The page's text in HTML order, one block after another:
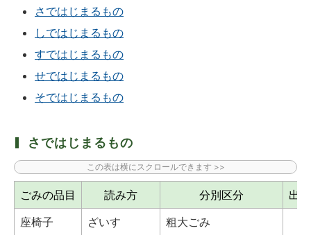
さではじまるもの
しではじまるもの
すではじまるもの
せではじまるもの
そではじまるもの
さではじまるもの
ごみの品目 読み方 分別区分
出
座椅子
ざいす
粗大ごみ